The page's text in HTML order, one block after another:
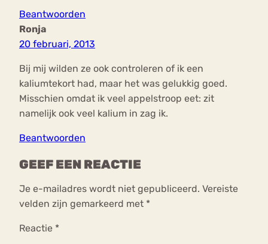
Beantwoorden
Ronja
20 februari, 2013
Bij mij wilden ze ook controleren of ik een
kaliumtekort had, maar het was gelukkig goed.
Misschien omdat ik veel appelstroop eet: zit
namelijk ook veel kalium in zag ik.
Beantwoorden
GEEF EEN REACTIE
Je e-mailadres wordt niet gepubliceerd. Vereiste
velden zijn gemarkeerd met *
Reactie *